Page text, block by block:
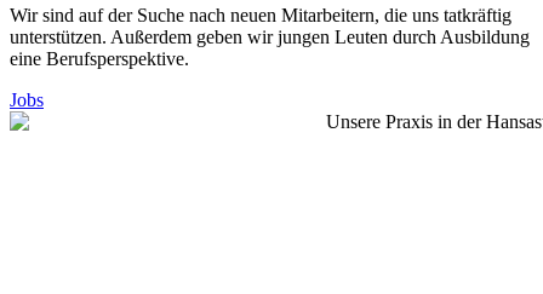
Wir sind auf der Suche nach neuen Mitarbeitern, die uns tatkräftig
unterstützen. Außerdem geben wir jungen Leuten durch Ausbildung
eine Berufsperspektive.
Jobs